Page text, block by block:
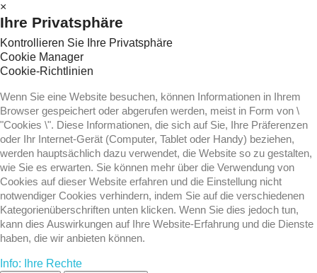
×
Ihre Privatsphäre
Kontrollieren Sie Ihre Privatsphäre
Cookie Manager
Cookie-Richtlinien
Wenn Sie eine Website besuchen, können Informationen in Ihrem
Browser gespeichert oder abgerufen werden, meist in Form von \
"Cookies \". Diese Informationen, die sich auf Sie, Ihre Präferenzen
oder Ihr Internet-Gerät (Computer, Tablet oder Handy) beziehen,
werden hauptsächlich dazu verwendet, die Website so zu gestalten,
wie Sie es erwarten. Sie können mehr über die Verwendung von
Cookies auf dieser Website erfahren und die Einstellung nicht
notwendiger Cookies verhindern, indem Sie auf die verschiedenen
Kategorienüberschriften unten klicken. Wenn Sie dies jedoch tun,
kann dies Auswirkungen auf Ihre Website-Erfahrung und die Dienste
haben, die wir anbieten können.
Info: Ihre Rechte